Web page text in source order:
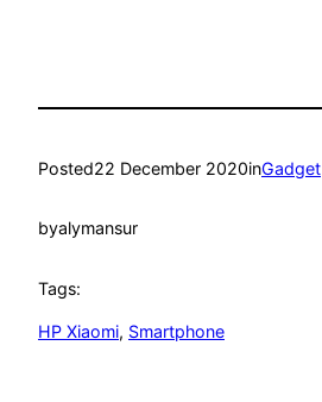
Posted22 December 2020inGadget
byalymansur
Tags:
HP Xiaomi, Smartphone